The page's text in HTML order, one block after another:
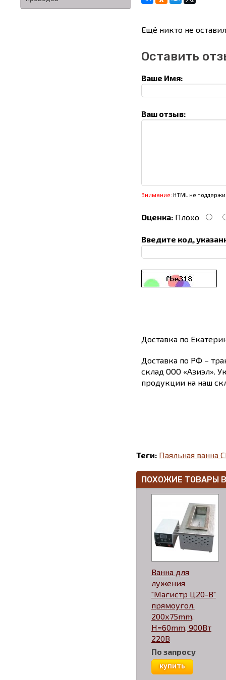
Ещё никто не
Оставить
Ваше Имя:
Ваш отзыв:
Внимание: HTML не
Оценка: Плохо
Введите код,
Доставка по
Доставка по РФ –
склад ООО «Азиэл».
продукции на наш
Теги: Паяльная ванна
ПОХОЖИЕ ТОВАРЫ
Ванна для
лужения
"Магистр Ц20-В"
прямоугол.
200х75mm,
H=60mm, 900Вт
220В
По запросу
купить